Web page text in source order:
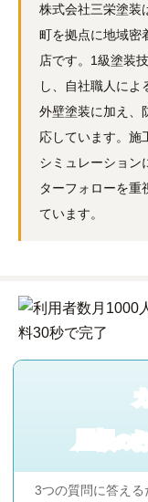
株式会社三栄塗装
町を拠点に地域密
店です。1級塗装
し、自社職人によ
外壁塗装に加え、
応しています。施
シミュレーション
ターフォローを重
ています。
屋根 の
3つの質問に答える